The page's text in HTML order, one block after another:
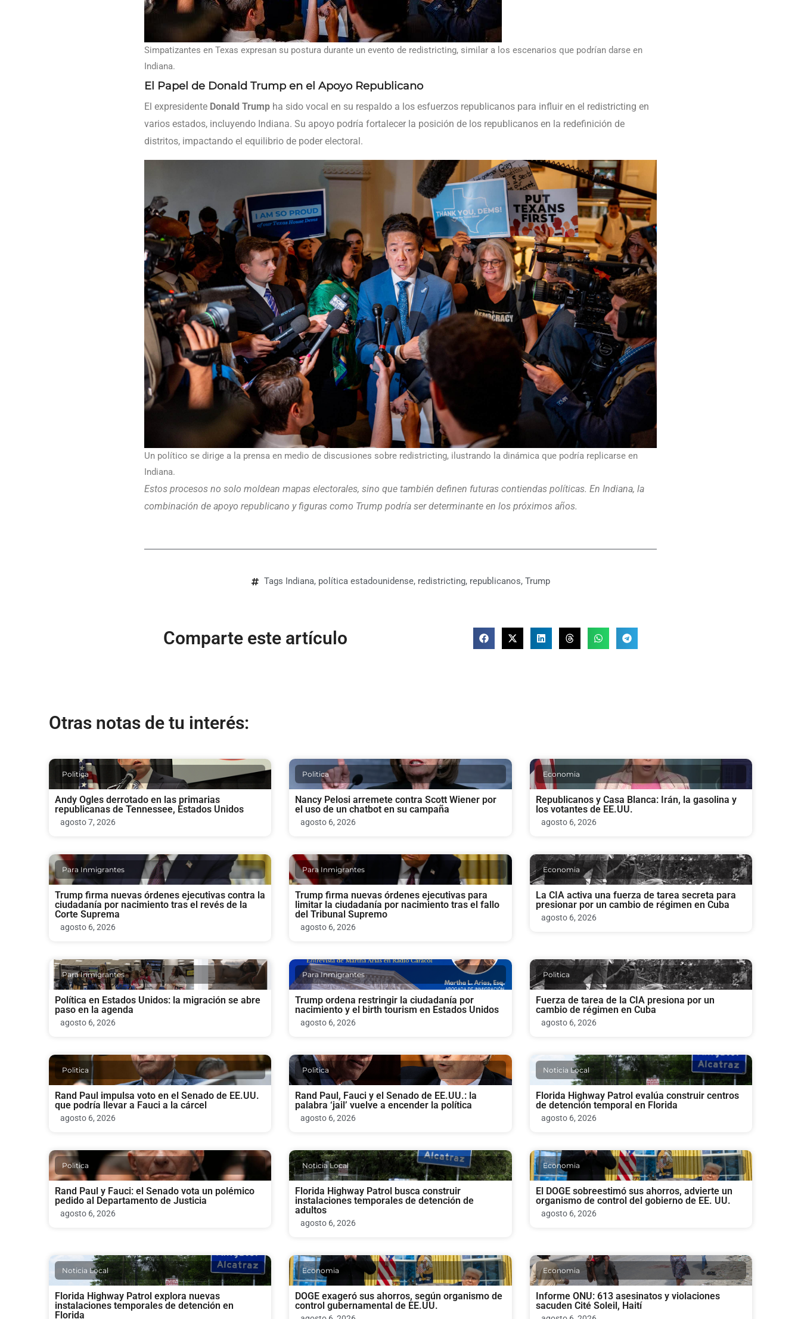
Simpatizantes en Texas expresan su postura durante un evento de redistricting, similar a los escenarios que podrían darse en
Indiana.
El Papel de Donald Trump en el Apoyo Republicano
El expresidente Donald Trump ha sido vocal en su respaldo a los esfuerzos republicanos para influir en el redistricting en
varios estados, incluyendo Indiana. Su apoyo podría fortalecer la posición de los republicanos en la redefinición de
distritos, impactando el equilibrio de poder electoral.
Un político se dirige a la prensa en medio de discusiones sobre redistricting, ilustrando la dinámica que podría replicarse en
Indiana.
Estos procesos no solo moldean mapas electorales, sino que también definen futuras contiendas políticas. En Indiana, la
combinación de apoyo republicano y figuras como Trump podría ser determinante en los próximos años.
Tags Indiana, política estadounidense, redistricting, republicanos, Trump
Comparte este artículo
Otras notas de tu interés:
Politica
Andy Ogles derrotado en las primarias
republicanas de Tennessee, Estados Unidos
agosto 7, 2026
Politica
Nancy Pelosi arremete contra Scott Wiener por
el uso de un chatbot en su campaña
agosto 6, 2026
Economia
Republicanos y Casa Blanca: Irán, la gasolina y
los votantes de EE.UU.
agosto 6, 2026
Para Inmigrantes
Trump firma nuevas órdenes ejecutivas contra la
ciudadanía por nacimiento tras el revés de la
Corte Suprema
agosto 6, 2026
Para Inmigrantes
Trump firma nuevas órdenes ejecutivas para
limitar la ciudadanía por nacimiento tras el fallo
del Tribunal Supremo
agosto 6, 2026
Economia
La CIA activa una fuerza de tarea secreta para
presionar por un cambio de régimen en Cuba
agosto 6, 2026
Para Inmigrantes
Política en Estados Unidos: la migración se abre
paso en la agenda
agosto 6, 2026
Para Inmigrantes
Trump ordena restringir la ciudadanía por
nacimiento y el birth tourism en Estados Unidos
agosto 6, 2026
Politica
Fuerza de tarea de la CIA presiona por un
cambio de régimen en Cuba
agosto 6, 2026
Politica
Rand Paul impulsa voto en el Senado de EE.UU.
que podría llevar a Fauci a la cárcel
agosto 6, 2026
Politica
Rand Paul, Fauci y el Senado de EE.UU.: la
palabra ‘jail’ vuelve a encender la política
agosto 6, 2026
Noticia Local
Florida Highway Patrol evalúa construir centros
de detención temporal en Florida
agosto 6, 2026
Politica
Rand Paul y Fauci: el Senado vota un polémico
pedido al Departamento de Justicia
agosto 6, 2026
Noticia Local
Florida Highway Patrol busca construir
instalaciones temporales de detención de
adultos
agosto 6, 2026
Economia
El DOGE sobreestimó sus ahorros, advierte un
organismo de control del gobierno de EE. UU.
agosto 6, 2026
Noticia Local
Florida Highway Patrol explora nuevas
instalaciones temporales de detención en
Florida
Economia
DOGE exageró sus ahorros, según organismo de
control gubernamental de EE.UU.
Economia
Informe ONU: 613 asesinatos y violaciones
sacuden Cité Soleil, Haití